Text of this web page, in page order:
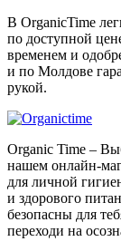
В OrganicTime
по доступной
временем и
и по Молдове
рукой.
Organic Time –
нашем онлайн-
для личной
и здорового
безопасны для
переходи на